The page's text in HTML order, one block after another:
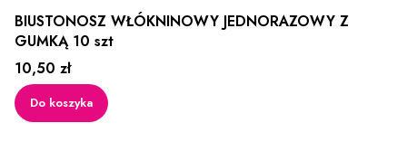
BIUSTONOSZ WŁÓKNINOWY JEDNORAZOWY Z
GUMKĄ 10 szt
Cena
10,50 zł
Do koszyka